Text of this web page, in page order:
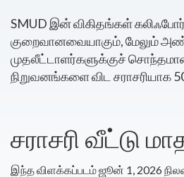
SMUD இன் விகிதங்கள்
குறைவானவையாகும், மேலும்
முதலீட்டாளர்களுக்குச்
நிறுவனங்களை விட சராசரியாக
சராசரி வீட்டு
இந்த விளக்கப்படம் ஜூன் 1, 2026